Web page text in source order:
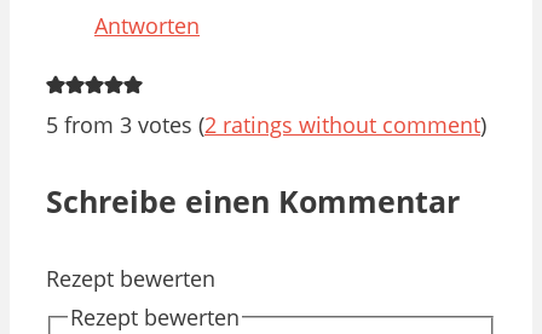
Antworten
5 from 3 votes (2 ratings without comment)
Schreibe einen Kommentar
Rezept bewerten
Rezept bewerten